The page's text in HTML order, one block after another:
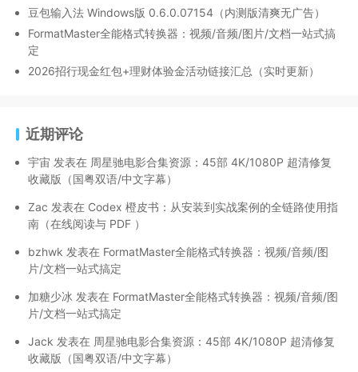
豆包输入法 Windows版 0.6.0.07154（内测版清爽无广告）
FormatMaster全能格式转换器：视频/音频/图片/文档一站式搞
定
2026招行现金红包+理财体验金活动链接汇总（实时更新）
近期评论
宇宙 发表在 周星驰电影合集资源：45部 4K/1080P 超清修复
收藏版（国粤双语/中文字幕）
Zac 发表在 Codex 橙皮书：从安装到实战案例的全链路使用指
南（在线阅读与 PDF ）
bzhwk 发表在 FormatMaster全能格式转换器：视频/音频/图
片/文档一站式搞定
加糖少冰 发表在 FormatMaster全能格式转换器：视频/音频/图
片/文档一站式搞定
Jack 发表在 周星驰电影合集资源：45部 4K/1080P 超清修复
收藏版（国粤双语/中文字幕）